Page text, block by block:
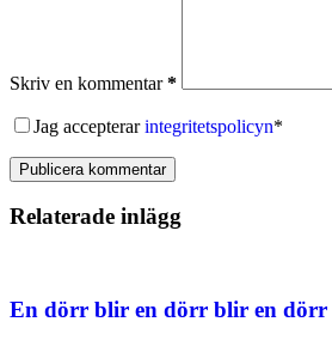
Skriv en kommentar*
Jag accepterarintegritetspolicyn*
Publicera kommentar
Relaterade inlägg
En dörr blir en dörr blir en dörr